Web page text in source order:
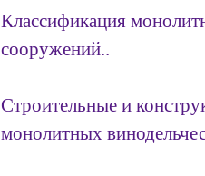
Классификация
сооружений..
Строительные и
монолитных